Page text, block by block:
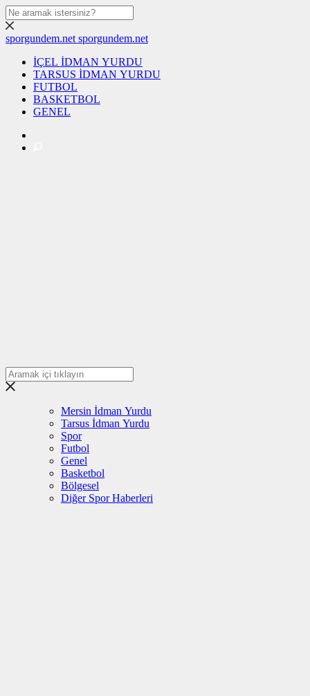
sporgundem.net sporgundem.net
İÇEL İDMAN YURDU
TARSUS İDMAN YURDU
FUTBOL
BASKETBOL
GENEL
Mersin İdman Yurdu
Tarsus İdman Yurdu
Spor
Futbol
Genel
Basketbol
Bölgesel
Diğer Spor Haberleri